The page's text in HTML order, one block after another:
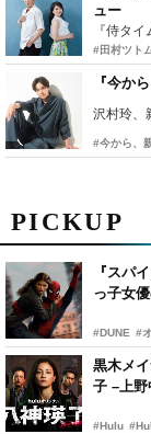
PICKUP
『スパ
っ子女
#DUNE #
黒木メ
子 –上野
#Hulu
ュー
#田村ツト
『今か
沢村玲、
#今から、